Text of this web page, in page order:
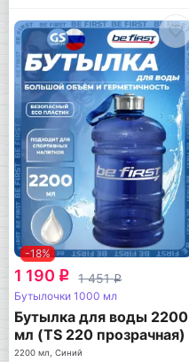
-18%
1 190 q 1 451q
Бутылочки 1000 мл
Бутылка для воды 2200
мл (TS 220 прозрачная)
2200 мл, Синий